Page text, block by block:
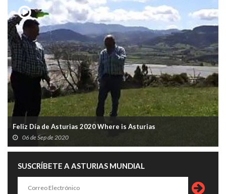
Feliz Día de Asturias 2020 Where is Asturias
06 de Sep de 2020
SUSCRÍBETE A ASTURIAS MUNDIAL